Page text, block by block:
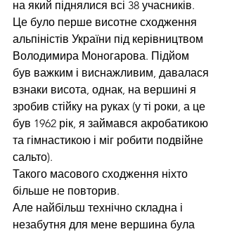
на який піднялися всі 38 учасників.
Це було перше висотне сходження
альпіністів України під керівництвом
Володимира Моногарова. Підйом
був важким і виснажливим, давалася
взнаки висота, однак, на вершині я
зробив стійку на руках (у ті роки, а це
був 1962 рік, я займався акробатикою
та гімнастикою і міг робити подвійне
сальто).
Такого масового сходження ніхто
більше не повторив.
Але найбільш технічно складна і
незабутня для мене вершина була